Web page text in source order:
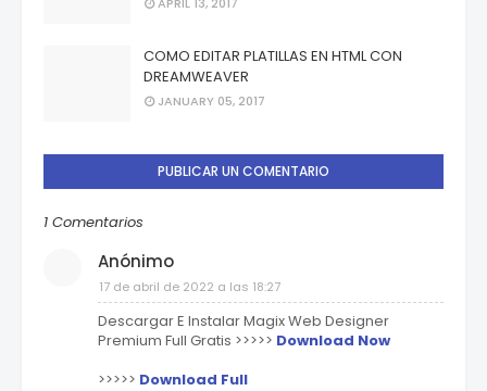
COMO EDITAR PLATILLAS EN HTML CON
DREAMWEAVER
JANUARY 05, 2017
PUBLICAR UN COMENTARIO
1 Comentarios
Anónimo
17 de abril de 2022 a las 18:27
Descargar E Instalar Magix Web Designer
Premium Full Gratis >>>>> Download Now
>>>>> Download Full